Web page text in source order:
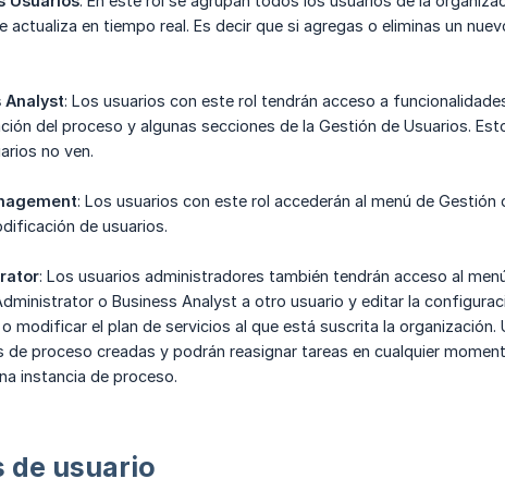
actualiza en tiempo real. Es decir que si agregas o eliminas un
Analyst: Los usuarios con este rol tendrán acceso a
del proceso y algunas secciones de la Gestión de Usuarios.
no ven.
: Los usuarios con este rol accederán al menú de
de usuarios.
: Los usuarios administradores también tendrán acceso al
o Business Analyst a otro usuario y editar la
modificar el plan de servicios al que está suscrita la
de proceso creadas y podrán reasignar tareas en cualquier
instancia de proceso.
de usuario